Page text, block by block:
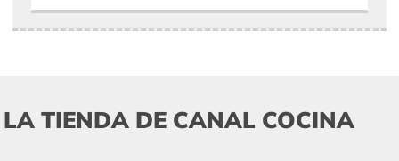
LA TIENDA DE CANAL COCINA